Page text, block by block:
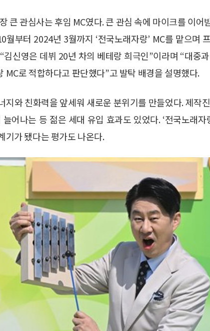
큰 관심사는 후임 MC였다. 큰 관심 속에 마이크를 이어
월부터 2024년 3월까지 ‘전국노래자랑’ MC를 맡으며
김신영은 데뷔 20년 차의 베테랑 희극인”이라며 “대중
MC로 적합하다고 판단했다”고 발탁 배경을 설명했다.
지와 친화력을 앞세워 새로운 분위기를 만들었다. 제작
어나는 등 젊은 세대 유입 효과도 있었다. ‘전국노래
기가 됐다는 평가도 나온다.